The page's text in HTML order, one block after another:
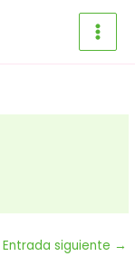
Entrada siguiente →